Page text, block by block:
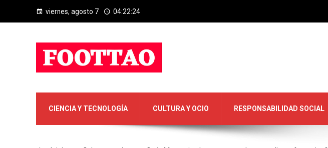
viernes, agosto 7 04:22:24
CIENCIA Y TECNOLOGÍA CULTURA Y OCIO RESPONSABILIDAD SOCIAL